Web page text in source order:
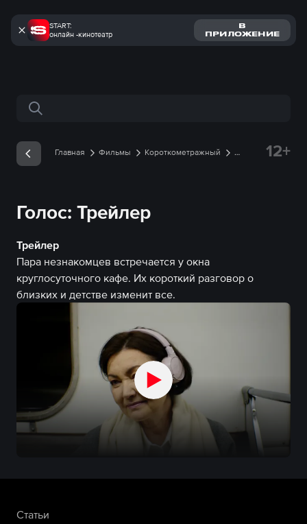
START:
онлайн -кинотеатр
В
ПРИЛОЖЕНИЕ
Поиск по сайту
Главная Фильмы
Короткометражный
12+
Голос: Трейлер
Трейлер
Пара незнакомцев встречается у окна
круглосуточного кафе. Их короткий разговор о
близких и детстве изменит все.
Статьи